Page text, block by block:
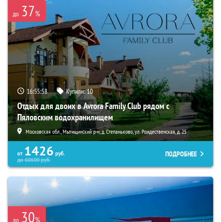
до 37%
16:55:57 Купили:10
Отдых для двоих в Avrora Family Club рядом с
Пяловским водохранилищем
Московская обл., Мытищинский р-н, д. Степаньково, ул. Рождественская, д. 25
от 1426 руб.
до60600руб.
ПОДРОБНЕЕ
до 30%